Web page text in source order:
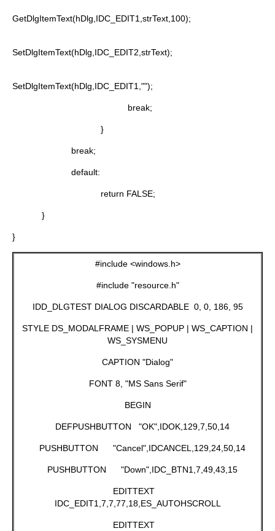
GetDlgItemText(hDlg,IDC_EDIT1,strText,100);
SetDlgItemText(hDlg,IDC_EDIT2,strText);
SetDlgItemText(hDlg,IDC_EDIT1,"");
break;
}
break;
default:
return FALSE;
}
}
#include <windows.h>
#include "resource.h"
IDD_DLGTEST DIALOG DISCARDABLE 0, 0, 186, 95
STYLE DS_MODALFRAME | WS_POPUP | WS_CAPTION |
WS_SYSMENU
CAPTION "Dialog"
FONT 8, "MS Sans Serif"
BEGIN
DEFPUSHBUTTON "OK",IDOK,129,7,50,14
PUSHBUTTON "Cancel",IDCANCEL,129,24,50,14
PUSHBUTTON "Down",IDC_BTN1,7,49,43,15
EDITTEXT
IDC_EDIT1,7,7,77,18,ES_AUTOHSCROLL
EDITTEXT